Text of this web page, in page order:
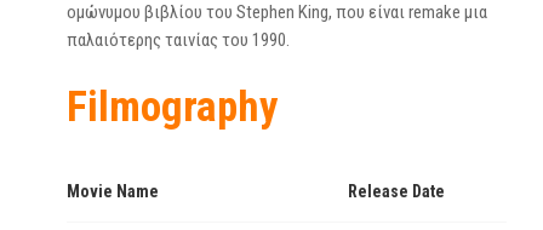
ομώνυμου βιβλίου του Stephen King, που είναι remake μια
παλαιότερης ταινίας του 1990.
Filmography
Movie Name Release Date